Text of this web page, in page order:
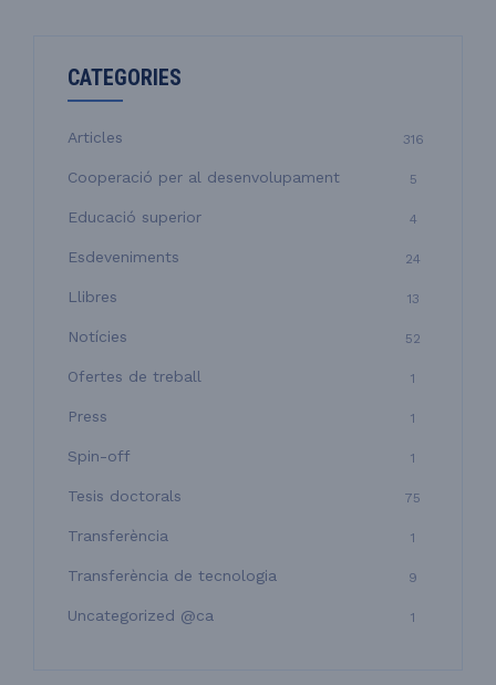
CATEGORIES
Articles 316
Cooperació per al desenvolupament 5
Educació superior 4
Esdeveniments 24
Llibres 13
Notícies 52
Ofertes de treball 1
Press 1
Spin-off 1
Tesis doctorals 75
Transferència 1
Transferència de tecnologia 9
Uncategorized @ca 1